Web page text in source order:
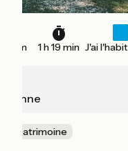
20 km 1 h 19 min J'ai
Vienne
patrimoine